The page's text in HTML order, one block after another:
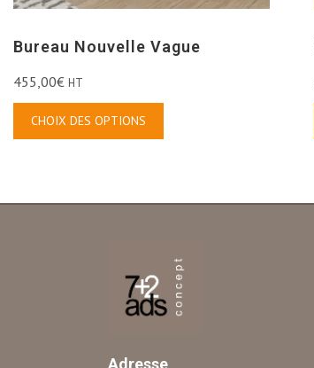
Bureau Nouvelle Vague
455,00€ HT
CHOIX DES OPTIONS
Adresse